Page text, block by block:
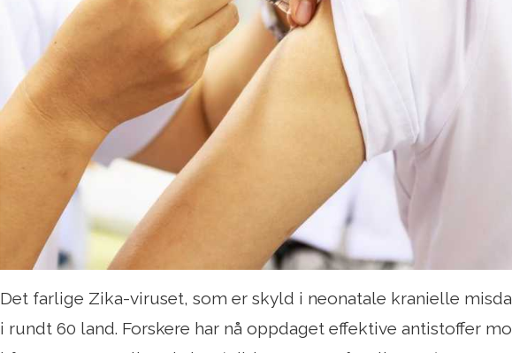
Det farlige Zika-viruset, som er skyld i neonatale kranielle
i rundt 60 land. Forskere har nå oppdaget effektive antistoffer